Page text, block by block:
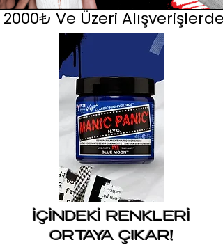
İÇİNDEKİ RENKLERİ
ORTAYA ÇIKAR!
2000₺ Ve Üzeri Alışverişlerde